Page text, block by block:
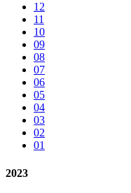
12
11
10
09
08
07
06
05
04
03
02
01
2023